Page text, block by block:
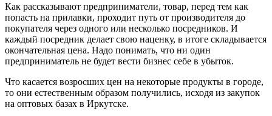
Как рассказывают предприниматели, товар, перед тем как
попасть на прилавки, проходит путь от производителя до
покупателя через одного или несколько посредников. И
каждый посредник делает свою наценку, в итоге складывается
окончательная цена. Надо понимать, что ни один
предприниматель не будет вести бизнес себе в убыток.
Что касается возросших цен на некоторые продукты в городе,
то они естественным образом получились, исходя из закупок
на оптовых базах в Иркутске.